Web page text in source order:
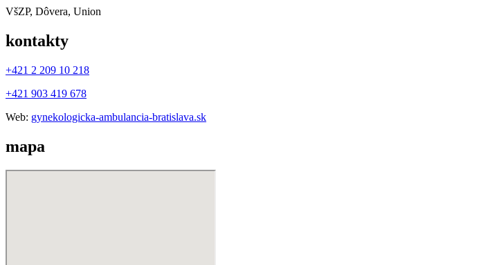
VšZP, Dôvera, Union
kontakty
+421 2 209 10 218
+421 903 419 678
Web: gynekologicka-ambulancia-bratislava.sk
mapa